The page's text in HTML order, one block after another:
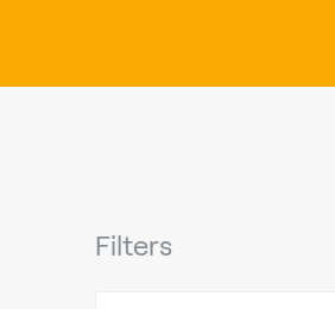
Filters